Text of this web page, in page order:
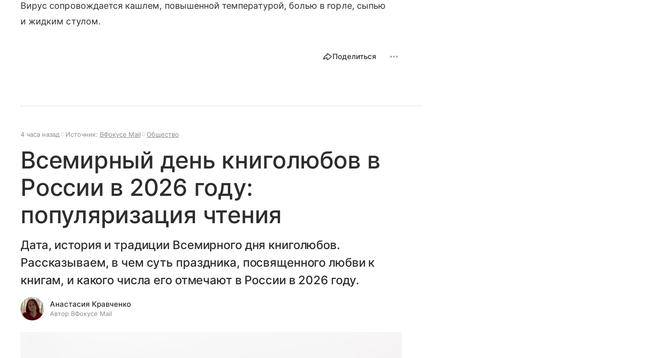
Вирус сопровождается кашлем, повышенной температурой, болью в горле, сыпью
и жидким стулом.
Поделиться
4 часа назад Источник: ВФокусе Mail Общество
Всемирный день книголюбов в
России в 2026 году:
популяризация чтения
Дата, история и традиции Всемирного дня книголюбов.
Рассказываем, в чем суть праздника, посвященного любви к
книгам, и какого числа его отмечают в России в 2026 году.
Анастасия Кравченко
Автор ВФокусе Mail